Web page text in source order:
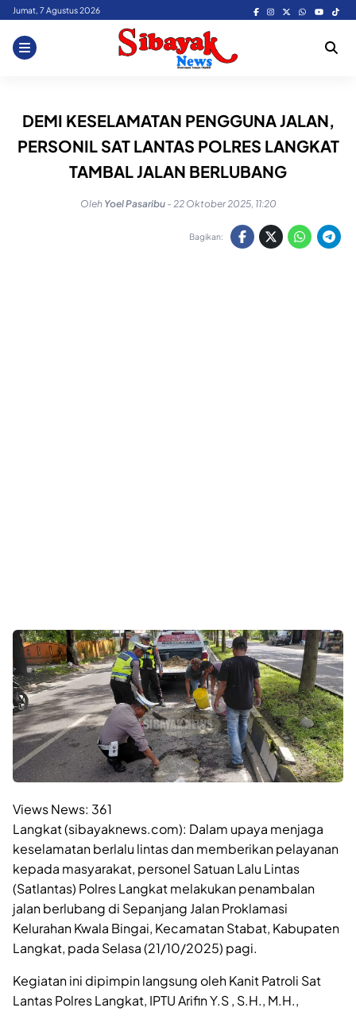
Skip
content
Jumat, 7 Agustus 2026
DEMI KESELAMATAN PENGGUNA JALAN,
PERSONIL SAT LANTAS POLRES LANGKAT
TAMBAL JALAN BERLUBANG
Oleh Yoel Pasaribu - 22 Oktober 2025, 11:20
Bagikan:
Views News: 361
Langkat (sibayaknews.com): Dalam upaya menjaga
keselamatan berlalu lintas dan memberikan pelayanan
kepada masyarakat, personel Satuan Lalu Lintas
(Satlantas) Polres Langkat melakukan penambalan
jalan berlubang di Sepanjang Jalan Proklamasi
Kelurahan Kwala Bingai, Kecamatan Stabat, Kabupaten
Langkat, pada Selasa (21/10/2025) pagi.
Kegiatan ini dipimpin langsung oleh Kanit Patroli Sat
Lantas Polres Langkat, IPTU Arifin Y.S , S.H., M.H.,